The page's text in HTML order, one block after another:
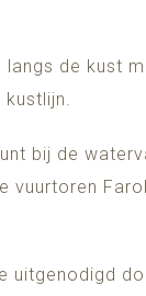
langs de kust
kustlijn.
bij de
vuurtoren
uitgenodigd